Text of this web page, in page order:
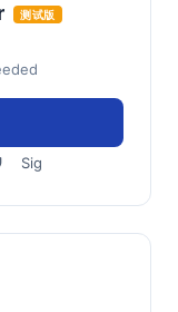
测试版
Sig